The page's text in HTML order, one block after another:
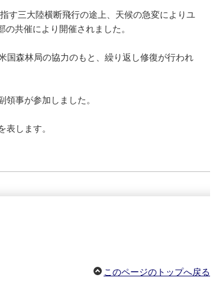
す三大陸横断飛行の途上、天候の急変によりユ
共催により開催されました。
国森林局の協力のもと、繰り返し修復が行われ
事が参加しました。
します。
このページのトップへ戻る